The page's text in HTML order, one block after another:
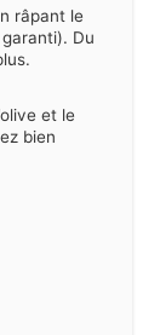
râpant le
Du
et le
bien